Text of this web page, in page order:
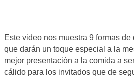
Este video nos muestra 9 formas
que darán un toque especial a la
mejor presentación a la comida a
cálido para los invitados que de